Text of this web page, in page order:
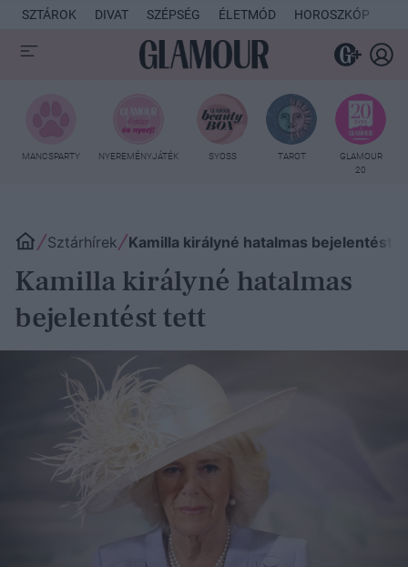
SZTÁROK DIVAT SZÉPSÉG ÉLETMÓD HOROSZKÓP
MANCSPARTY NYEREMÉNYJÁTÉK SYOSS TAROT
GLAMOUR
20
Sztárhírek Kamilla királyné hatalmas bejelentést
Kamilla királyné hatalmas
bejelentést tett